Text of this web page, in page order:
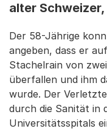
alter
Der 58-Jährige
angeben, dass er
Stachelrain von
überfallen und ihm
wurde. Der
durch die Sanität in
Universitätsspitals